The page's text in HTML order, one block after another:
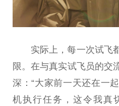
实际上，每一次试飞
限。在与真实试飞员的交
深：“大家前一天还在一
机执行任务，这令我真